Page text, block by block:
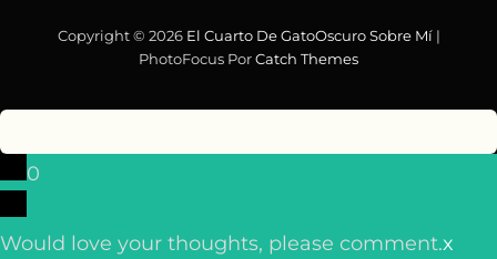
Copyright © 2026 El Cuarto De GatoOscuro Sobre Mí|
PhotoFocus PorCatch Themes
0
Would love your thoughts, please comment.x